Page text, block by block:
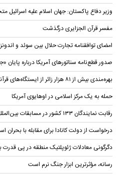
وزیر دفاع پاکستان: جهان اسلام علیه اسرائیل
مفسر قرآن الجزایری درگذشت
امضای توافقنامه تجارت حلال بین سوئد و
صدور قطع‌نامه سناتورهای آمریکا درباره پایان
بهره‌مندی بیش از ۸۱ هزار زائر از ایستگاه‌های قرآنی اربعین
حمله به یک مرکز اسلامی در اوهایوی آمریکا
رقابت نمایندگان ۱۳۳ کشور در مسابقات بین‌المللی قرآن عربستان
درخواست از دولت کانادا برای مقابله با بحران
دگرگونی معادلات ژئوپلتیک منطقه در پی قدرت
رسانه، مؤثرترین ابزار جنگ نرم است